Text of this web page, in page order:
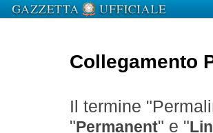
Collegamento
Il termine
" Permanent" e "